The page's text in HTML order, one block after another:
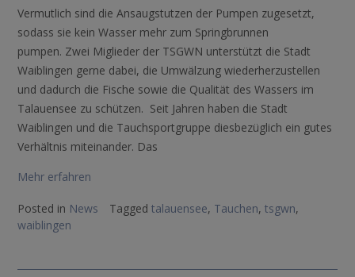
Vermutlich sind die Ansaugstutzen der Pumpen zugesetzt,
sodass sie kein Wasser mehr zum Springbrunnen
pumpen. Zwei Miglieder der TSGWN unterstützt die Stadt
Waiblingen gerne dabei, die Umwälzung wiederherzustellen
und dadurch die Fische sowie die Qualität des Wassers im
Talauensee zu schützen. Seit Jahren haben die Stadt
Waiblingen und die Tauchsportgruppe diesbezüglich ein gutes
Verhältnis miteinander. Das
Mehr erfahren
Posted in News Tagged talauensee, Tauchen, tsgwn,
waiblingen